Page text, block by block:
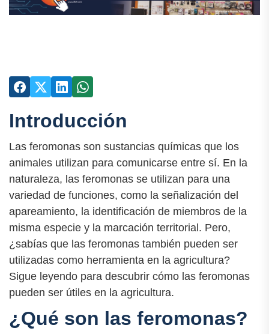
Introducción
Las feromonas son sustancias químicas que los
animales utilizan para comunicarse entre sí. En la
naturaleza, las feromonas se utilizan para una
variedad de funciones, como la señalización del
apareamiento, la identificación de miembros de la
misma especie y la marcación territorial. Pero,
¿sabías que las feromonas también pueden ser
utilizadas como herramienta en la agricultura?
Sigue leyendo para descubrir cómo las feromonas
pueden ser útiles en la agricultura.
¿Qué son las feromonas?